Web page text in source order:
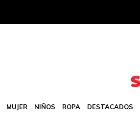
MUJER NIÑOS ROPA DESTACADOS